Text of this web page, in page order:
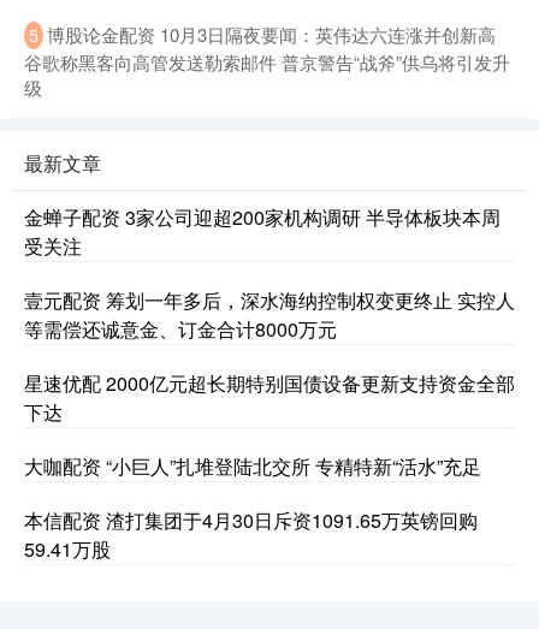
5 博股论金配资 10月3日隔夜要闻：英伟达六连涨并创新高
谷歌称黑客向高管发送勒索邮件 普京警告“战斧”供乌将引发升
级
最新文章
金蝉子配资 3家公司迎超200家机构调研 半导体板块本周
受关注
壹元配资 筹划一年多后，深水海纳控制权变更终止 实控人
等需偿还诚意金、订金合计8000万元
星速优配 2000亿元超长期特别国债设备更新支持资金全部
下达
大咖配资 “小巨人”扎堆登陆北交所 专精特新“活水”充足
本信配资 渣打集团于4月30日斥资1091.65万英镑回购
59.41万股